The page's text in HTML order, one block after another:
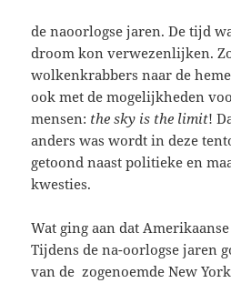
de naoorlogse jaren. De tijd
droom kon verwezenlijken.
wolkenkrabbers naar de
ook met de mogelijkheden
mensen: the sky is the limit!
anders was wordt in deze
getoond naast politieke en
kwesties.
Wat ging aan dat
Tijdens de na-oorlogse jaren
van de zogenoemde New